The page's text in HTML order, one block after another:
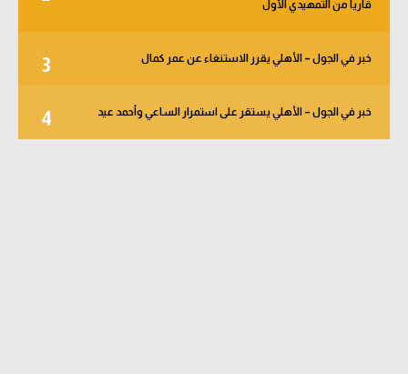
قاريا من التمهيدي الأول
3 خبر في الجول – الأهلي يقرر الاستنغاء عن عمر كمال
4 خبر في الجول – الأهلي يستقر على استمرار الساعي وأحمد عيد